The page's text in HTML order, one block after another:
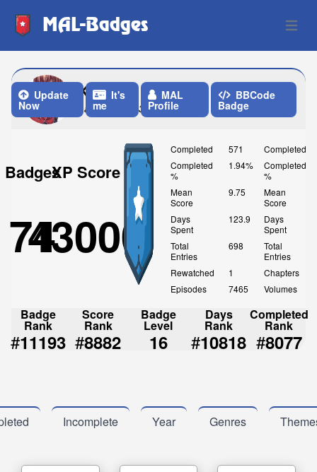
MAL-Badges Open
Kiminori
Last Update: 3 Weeks ago
Update
Now
It's
me
MAL
Profile
BBCode
Badge
Badges
74
XP Score
43000
Completed
571
Completed
%
1.94%
Mean
Score
9.75
Days
Spent
123.9
Total
Entries
698
Rewatched
1
Episodes
7465
Completed
Completed
%
Mean
Score
Days
Spent
Total
Entries
Chapters
Volumes
Badge
Rank
#11193
Score
Rank
#8882
Badge
Level
16
Days
Rank
#10818
Completed
Rank
#8077
Incomplete Year Genres